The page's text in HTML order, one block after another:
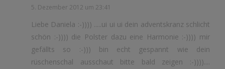
5. Dezember 2012 um 23:41
Liebe Daniela :-)))) .....ui ui ui dein adventskranz schlicht
schön :-)))) die Polster dazu eine Harmonie :-)))) mir
gefällts so :-))) bin echt gespannt wie dein
rüschenschal ausschaut bitte bald zeigen :-))))....